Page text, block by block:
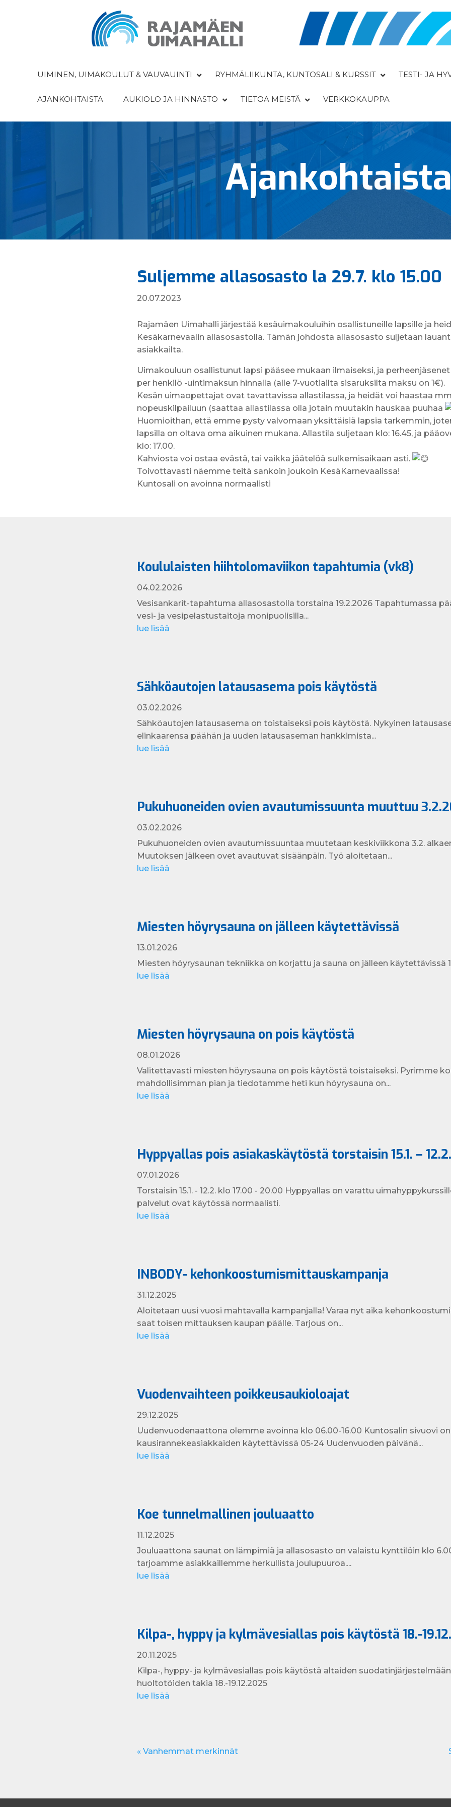
UIMINEN, UIMAKOULUT & VAUVAUINTI RYHMÄLIIKUNTA, KUNTOSALI & KURSSIT TESTI- JA
AJANKOHTAISTA AUKIOLO JA HINNASTO TIETOA MEISTÄ VERKKOKAUPPA
Ajan­kohtaista
Suljemme allasosasto la 29.7. klo 15.00
20.07.2023
Rajamäen Uimahalli järjestää kesäuimakouluihin osallistuneille lapsille ja
Kesäkarnevaalin allasosastolla. Tämän johdosta allasosasto suljetaan
asiakkailta.
Uimakouluun osallistunut lapsi pääsee mukaan ilmaiseksi, ja
per henkilö -uintimaksun hinnalla (alle 7-vuotiailta sisaruksilta maksu on 1€).
Kesän uimaopettajat ovat tavattavissa allastilassa, ja heidät voi haastaa
nopeuskilpailuun (saattaa allastilassa olla jotain muutakin hauskaa puuhaa
Huomioithan, että emme pysty valvomaan yksittäisiä lapsia tarkemmin,
lapsilla on oltava oma aikuinen mukana. Allastila suljetaan klo: 16.45, ja
klo: 17.00.
Kahviosta voi ostaa evästä, tai vaikka jäätelöä sulkemisaikaan asti.
Toivottavasti näemme teitä sankoin joukoin KesäKarnevaalissa!
Kuntosali on avoinna normaalisti
Koululaisten hiihtolomaviikon tapahtumia (vk8)
04.02.2026
Vesisankarit-tapahtuma allasosastolla torstaina 19.2.2026 Tapahtumassa
vesi- ja vesipelastustaitoja monipuolisilla...
lue lisää
Sähköautojen latausasema pois käytöstä
03.02.2026
Sähköautojen latausasema on toistaiseksi pois käytöstä. Nykyinen
elinkaarensa päähän ja uuden latausaseman hankkimista...
lue lisää
Pukuhuoneiden ovien avautumissuunta muuttuu
03.02.2026
Pukuhuoneiden ovien avautumissuuntaa muutetaan keskiviikkona 3.2.
Muutoksen jälkeen ovet avautuvat sisäänpäin. Työ aloitetaan...
lue lisää
Miesten höyrysauna on jälleen käytettävissä
13.01.2026
Miesten höyrysaunan tekniikka on korjattu ja sauna on jälleen käytettävissä
lue lisää
Miesten höyrysauna on pois käytöstä
08.01.2026
Valitettavasti miesten höyrysauna on pois käytöstä toistaiseksi. Pyrimme
mahdollisimman pian ja tiedotamme heti kun höyrysauna on...
lue lisää
Hyppyallas pois asiakaskäytöstä torstaisin 15.1. – 12.2.
07.01.2026
Torstaisin 15.1. - 12.2. klo 17.00 - 20.00 Hyppyallas on varattu
palvelut ovat käytössä normaalisti.
lue lisää
INBODY- kehonkoostumismittauskampanja
31.12.2025
Aloitetaan uusi vuosi mahtavalla kampanjalla! Varaa nyt aika
saat toisen mittauksen kaupan päälle. Tarjous on...
lue lisää
Vuodenvaihteen poikkeusaukioloajat
29.12.2025
Uudenvuodenaattona olemme avoinna klo 06.00-16.00 Kuntosalin sivuovi on
kausirannekeasiakkaiden käytettävissä 05-24 Uudenvuoden päivänä...
lue lisää
Koe tunnelmallinen jouluaatto
11.12.2025
Jouluaattona saunat on lämpimiä ja allasosasto on valaistu kynttilöin klo
tarjoamme asiakkaillemme herkullista joulupuuroa....
lue lisää
Kilpa-, hyppy ja kylmävesiallas pois käytöstä 18.-
20.11.2025
Kilpa-, hyppy- ja kylmävesiallas pois käytöstä altaiden
huoltotöiden takia 18.-19.12.2025
lue lisää
« Vanhemmat merkinnät